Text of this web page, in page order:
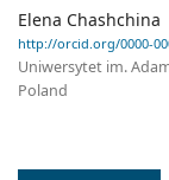
Elena Chashchina
http://orcid.org/0000-
Uniwersytet im.
Poland